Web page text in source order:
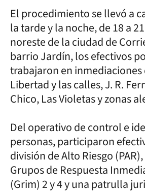
El procedimiento se llevó a
la tarde y la noche, de 18 a
noreste de la ciudad de
barrio Jardín, los efectivos
trabajaron en inmediaciones
Libertad y las calles, J. R.
Chico, Las Violetas y zonas
Del operativo de control e
personas, participaron
división de Alto Riesgo
Grupos de Respuesta
(Grim) 2 y 4 y una patrulla